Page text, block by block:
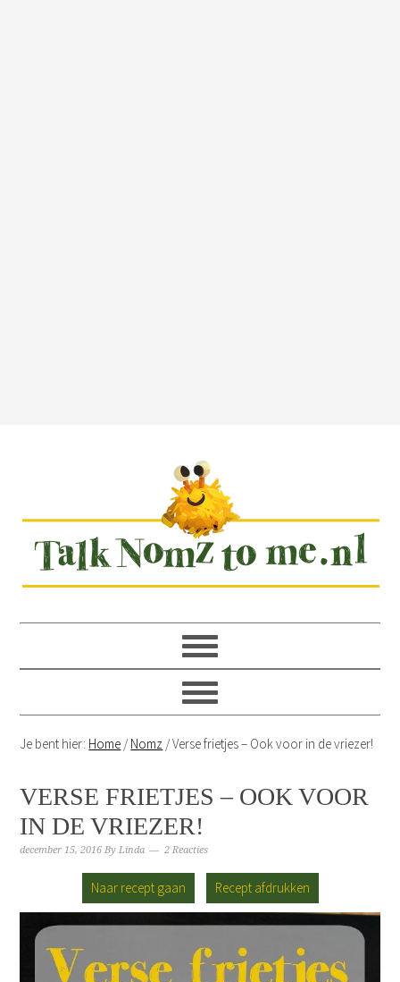
inhoud
sidebar
Je bent hier: Home /Nomz /Verse frietjes – Ook voor in de vriezer!
VERSE FRIETJES – OOK VOOR
IN DE VRIEZER!
december 15, 2016 ByLinda 2 Reacties
Naar recept gaan Recept afdrukken